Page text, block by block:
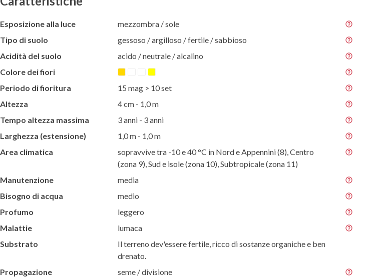
Esposizione alla luce
mezzombra / sole
Tipo di suolo
gessoso / argilloso / fertile / sabbioso
Acidità del suolo
acido / neutrale / alcalino
Colore dei fiori
Periodo di fioritura
15 mag > 10 set
Altezza
4 cm - 1,0 m
Tempo altezza massima
3 anni - 3 anni
Larghezza (estensione)
1,0 m - 1,0 m
Area climatica
sopravvive tra -10 e 40 °C in Nord e Appennini (8), Centro
(zona 9), Sud e isole (zona 10), Subtropicale (zona 11)
Manutenzione
media
Bisogno di acqua
medio
Profumo
leggero
Malattie
lumaca
Substrato
Il terreno dev'essere fertile, ricco di sostanze organiche e ben
drenato.
Propagazione
seme / divisione